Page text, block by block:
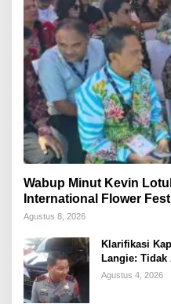
Wabup Minut Kevin
International Flower
Pariwisata Nasional
Agustus 8, 2026
Klarifikasi
Langie: Tidak
Jalankan
Agustus 4, 2026